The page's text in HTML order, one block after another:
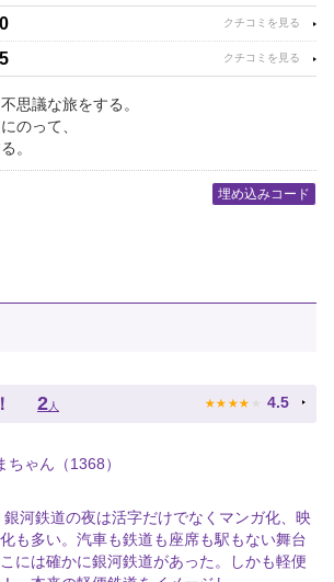
思議な旅をする。
のって、
。
埋め込みコード
2 人 ★ ★ ★ ★ ★ 4.5
ちゃん（1368）
銀河鉄道の夜は活字だけでなくマンガ化、映
も多い。汽車も鉄道も座席も駅もない舞台
には確かに銀河鉄道があった。しかも軽便